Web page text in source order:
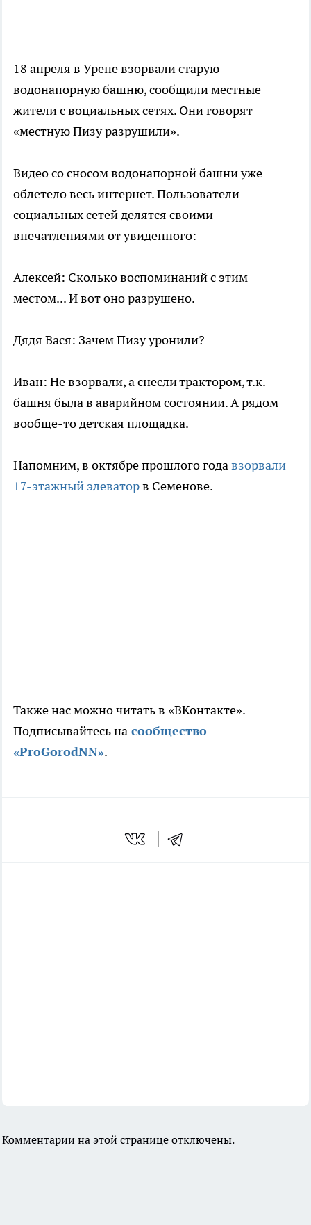
18 апреля в Урене взорвали старую
водонапорную башню, сообщили местные
жители с воциальных сетях. Они говорят
«местную Пизу разрушили».
Видео со сносом водонапорной башни уже
облетело весь интернет. Пользователи
социальных сетей делятся своими
впечатлениями от увиденного:
Алексей: Сколько воспоминаний с этим
местом... И вот оно разрушено.
Дядя Вася: Зачем Пизу уронили?
Иван: Не взорвали, а снесли трактором, т.к.
башня была в аварийном состоянии. А рядом
вообще-то детская площадка.
Напомним, в октябре прошлого годавзорвали
17-этажный элеваторв Семенове.
Также нас можно читать в «ВКонтакте».
Подписывайтесь на сообщество
«ProGorodNN».
Комментарии на этой странице отключены.